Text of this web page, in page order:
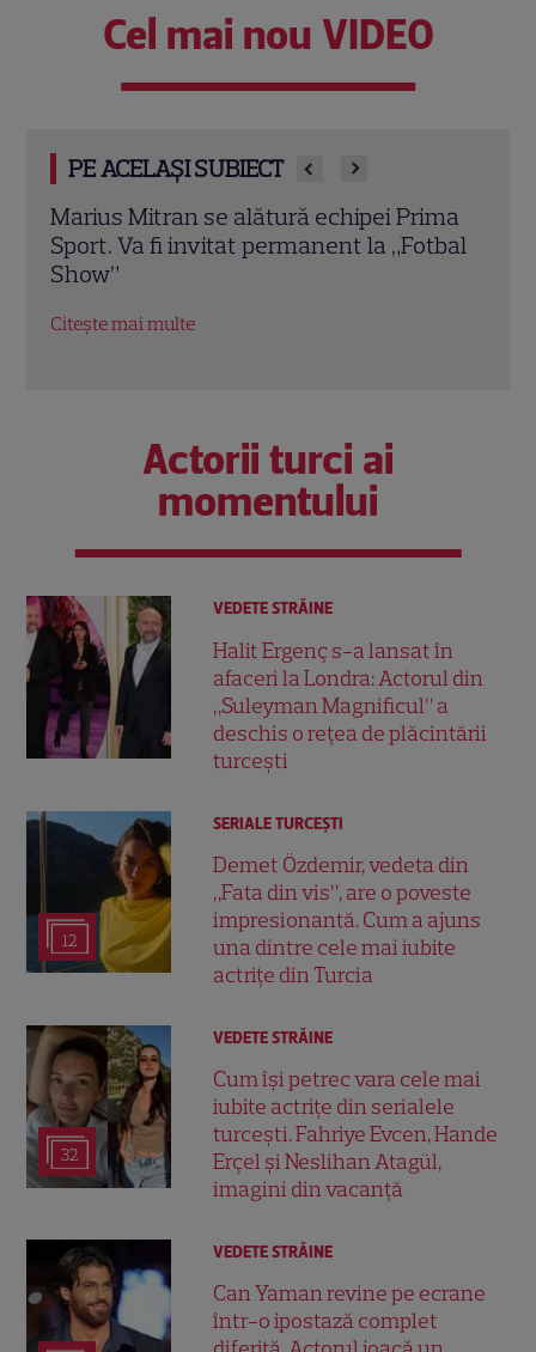
Cel mai nou VIDEO
PE ACELAȘI SUBIECT
Prima Sport transmite meciurile
Universității Craiova și Universității Cluj
din cupele europene. Programul complet
Actorii turci ai
momentului
VEDETE STRĂINE
Halit Ergenç s-a lansat în
afaceri la Londra: Actorul din
„Suleyman Magnificul” a
deschis o rețea de plăcintării
turcești
12
SERIALE TURCEŞTI
Demet Özdemir, vedeta din
„Fata din vis”, are o poveste
impresionantă. Cum a ajuns
una dintre cele mai iubite
actrițe din Turcia
32
VEDETE STRĂINE
Cum își petrec vara cele mai
iubite actrițe din serialele
turcești. Fahriye Evcen, Hande
Erçel și Neslihan Atagül,
imagini din vacanță
VEDETE STRĂINE
Can Yaman revine pe ecrane
într-o ipostază complet